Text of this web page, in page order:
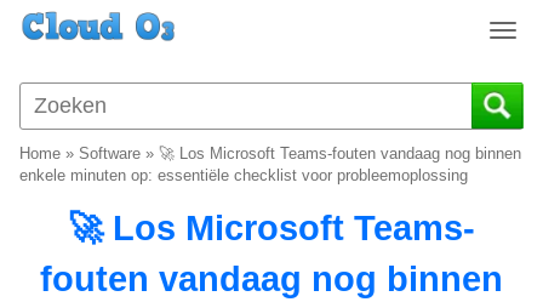
T
g
g
Home » Software » 🚀 Los Microsoft Teams-fouten vandaag nog binnen
enkele minuten op: essentiële checklist voor probleemoplossing
🚀 Los Microsoft Teams-
fouten vandaag nog binnen